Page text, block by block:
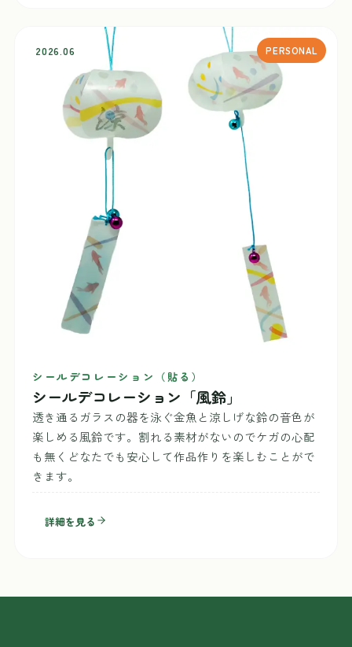
2026.06 PERSONAL
シールデコレーション（貼る）
シールデコレーション「風鈴」
透き通るガラスの器を泳ぐ金魚と涼しげな鈴の音色が
楽しめる風鈴です。割れる素材がないのでケガの心配
も無くどなたでも安心して作品作りを楽しむことがで
きます。
詳細を見る